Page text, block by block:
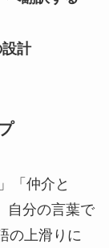
計
「仲介と
自分の言葉で
の上滑りに